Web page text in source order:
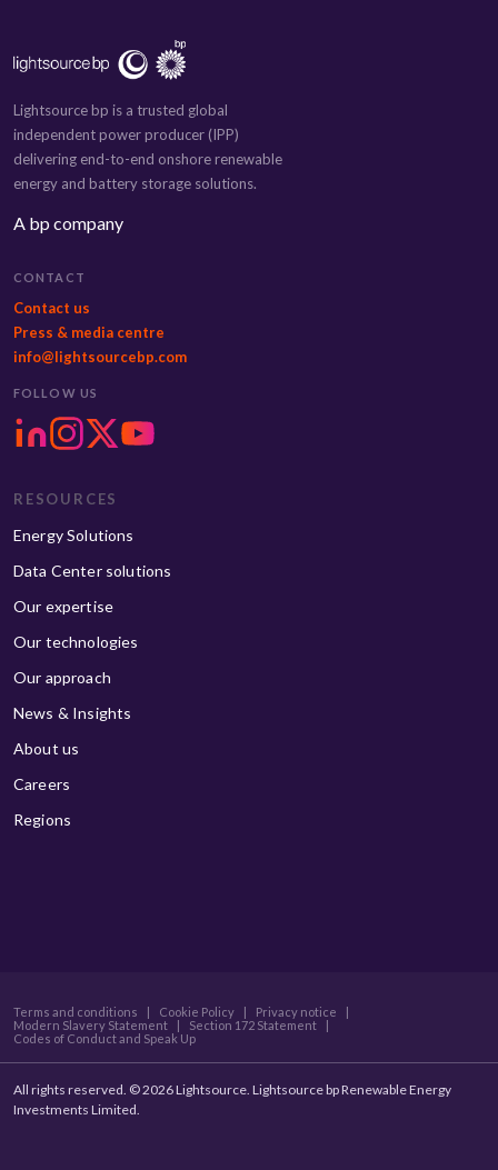
Lightsource bp is a trusted global
independent power producer (IPP)
delivering end-to-end onshore renewable
energy and battery storage solutions.
A bp company
CONTACT
Contact us
Press & media centre
info@lightsourcebp.com
FOLLOW US
RESOURCES
Energy Solutions
Data Center solutions
Our expertise
Our technologies
Our approach
News & Insights
About us
Careers
Regions
Terms and conditions Cookie Policy Privacy notice
Modern Slavery Statement
Section 172 Statement
Codes of Conduct and Speak Up
All rights reserved. © 2026 Lightsource. Lightsource bp Renewable Energy
Investments Limited.